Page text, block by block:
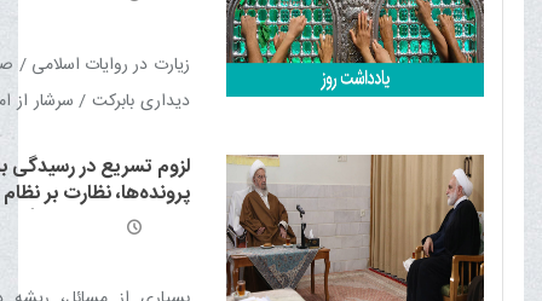
زیارت در روایات اسلامى /
دیداری بابرکت / سرشار از
در مسیر تربیت /
احترام و بزرگداشت /
زیارت؛ نیازمند تبیین
لزوم تسریع در رسیدگی
پرونده‌ها، نظارت بر
توجه به مسائل فرهنگی